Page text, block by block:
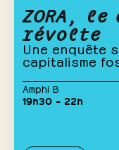
ZORA,
révolte
Une enquête
capitalisme
Amphi B
19h30 – 22h